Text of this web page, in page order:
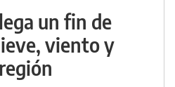
un fin de
viento y